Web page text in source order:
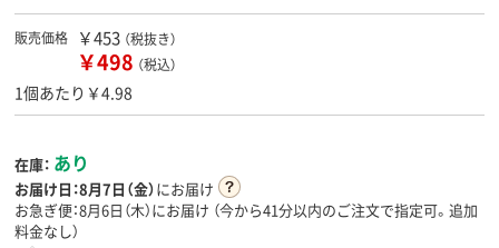
販売価格 ￥453 （税抜き）
￥498 （税込）
1個あたり￥4.98
在庫： あり
お届け日：8月7日（金）にお届け
お急ぎ便：8月6日（木）にお届け （今から41分以内のご注文で指定可。追加
料金なし）